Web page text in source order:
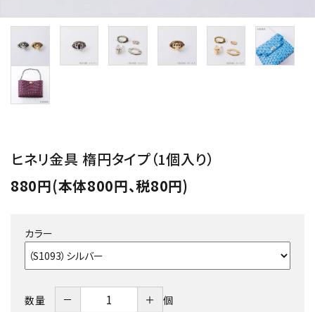
SHOP
CONTACT
お問い合わせ
ヒネリ金具 楕円タイプ（1個入り）
880円(本体800円、税80円)
カラー
数量 － ＋ 個